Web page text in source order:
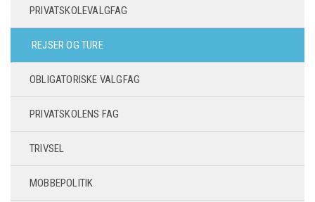
PRIVATSKOLEVALGFAG
REJSER OG TURE
OBLIGATORISKE VALGFAG
PRIVATSKOLENS FAG
TRIVSEL
MOBBEPOLITIK